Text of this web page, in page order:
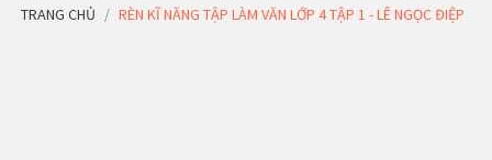
TRANG CHỦ RÈN KĨ NĂNG TẬP LÀM VĂN LỚP 4 TẬP 1 - LÊ NGỌC ĐIỆP